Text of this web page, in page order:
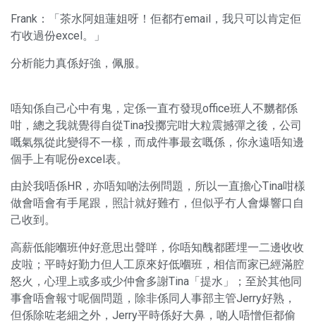
Frank：「茶水阿姐蓮姐呀！佢都冇email，我只可以肯定佢
冇收過份excel。」
分析能力真係好強，佩服。
唔知係自己心中有鬼，定係一直冇發現office班人不嬲都係
咁，總之我就覺得自從Tina投擲完咁大粒震撼彈之後，公司
嘅氣氛從此變得不一樣，而成件事最玄嘅係，你永遠唔知邊
個手上有呢份excel表。
由於我唔係HR，亦唔知啲法例問題，所以一直擔心Tina咁樣
做會唔會有手尾跟，照計就好難冇，但似乎冇人會爆響口自
己收到。
高薪低能嗰班仲好意思出聲咩，你唔知醜都匿埋一二邊收收
皮啦；平時好勤力但人工原來好低嗰班，相信而家已經滿腔
怒火，心理上或多或少仲會多謝Tina「提水」；至於其他同
事會唔會報寸呢個問題，除非係同人事部主管Jerry好熟，
但係除咗老細之外，Jerry平時係好大鼻，啲人唔憎佢都偷